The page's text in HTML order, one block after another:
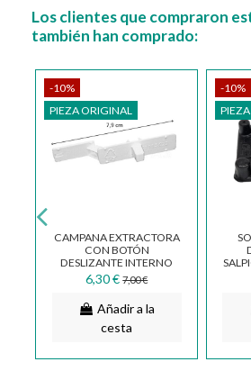
Los clientes que compraron
también han comprado:
-10%
PIEZA ORIGINAL
CAMPANA EXTRACTORA
CON BOTÓN
DESLIZANTE INTERNO
CONCORDE ELICA
3041CC
6,30 € 7,00 €
Añadir a la
cesta
-10%